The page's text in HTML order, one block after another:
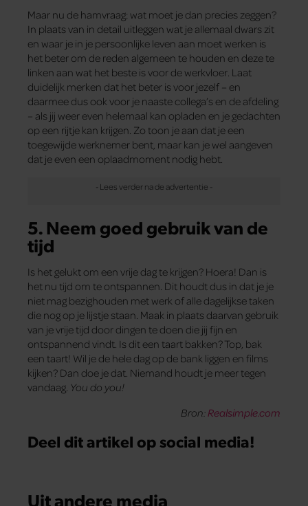
Maar nu de hamvraag: wat moet je dan precies zeggen?
In plaats van in detail uitleggen wat je allemaal dwars zit
en waar je in je persoonlijke leven aan moet werken is
het beter om de reden algemeen te houden en deze te
linken aan wat het beste is voor de werkvloer. Laat
duidelijk merken dat het beter is voor jezelf – en
daarmee dus ook voor je naaste collega’s en de afdeling
– als jij weer even helemaal kan opladen en je gedachten
op een rijtje kan krijgen. Zo toon je aan dat je een
toegewijde werknemer bent, maar kan je wel aangeven
dat je even een oplaadmoment nodig hebt.
5. Neem goed gebruik van de
tijd
Is het gelukt om een vrije dag te krijgen? Hoera! Dan is
het nu tijd om te ontspannen. Dit houdt dus in dat je je
niet mag bezighouden met werk of alle dagelijkse taken
die nog op je lijstje staan. Maak in plaats daarvan gebruik
van je vrije tijd door dingen te doen die jij fijn en
ontspannend vindt. Is dit een taart bakken? Top, bak
een taart! Wil je de hele dag op de bank liggen en films
kijken? Dan doe je dat. Niemand houdt je meer tegen
vandaag. You do you!
Bron:Realsimple.com
Deel dit artikel op social media!
Uit andere media